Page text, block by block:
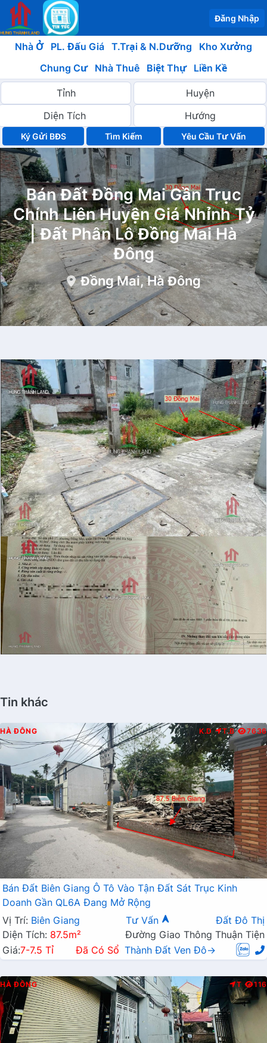
Đăng Nhập
Nhà Ở PL. Đấu Giá T.Trại & N.Dưỡng
Kho Xưởng
Chung Cư
Nhà Thuê Biệt Thự Liền Kề
Ký Gửi BĐS Yêu Cầu Tư Vấn
Bán Đất Đồng Mai Gần Trục
Chính Liên Huyện Giá Nhỉnh Tỷ
| Đất Phân Lô Đồng Mai Hà
Đông
Đồng Mai, Hà Đông
Tin khác
HÀ ĐÔNG K.D T.B 7636
Bán Đất Biên Giang Ô Tô Vào Tận Đất Sát Trục Kinh
Doanh Gần QL6A Đang Mở Rộng
Vị Trí: Biên Giang Tư Vấn
Đất Đô Thị
Diện Tích: 87.5m²
Đường Giao Thông Thuận Tiện
Giá:7-7.5 Tỉ Đã Có Sổ Thành Đất Ven Đô→
HÀ ĐÔNG T 116